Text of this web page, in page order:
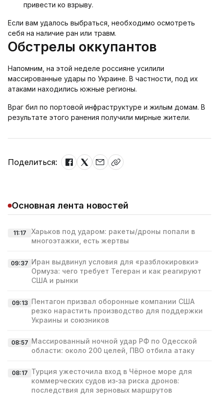
привести ко взрыву.
Если вам удалось выбраться, необходимо осмотреть
себя на наличие ран или травм.
Обстрелы оккупантов
Напомним, на этой неделе россияне усилили
массированные удары по Украине. В частности, под их
атаками находились южные регионы.
Враг бил по портовой инфраструктуре и жилым домам. В
результате этого ранения получили мирные жители.
Поделиться:
Основная лента новостей
11:17
Харьков под ударом: ракеты/дроны попали в
многоэтажки, есть жертвы
09:37 Иран выдвинул условия для «разблокировки»
Ормуза: чего требует Тегеран и как реагируют
США и рынки
09:13 Пентагон призвал оборонные компании США
резко нарастить производство для поддержки
Украины и союзников
08:57 Массированный ночной удар РФ по Одесской
области: около 200 целей, ПВО отбила атаку
08:17 Турция ужесточила вход в Чёрное море для
коммерческих судов из‑за риска дронов:
последствия для зерновых маршрутов